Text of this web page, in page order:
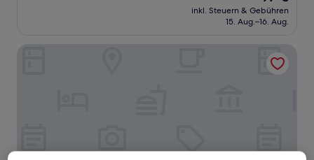
Preis
beträgt
inkl. Steuern & Gebühren
15. Aug.–16. Aug.